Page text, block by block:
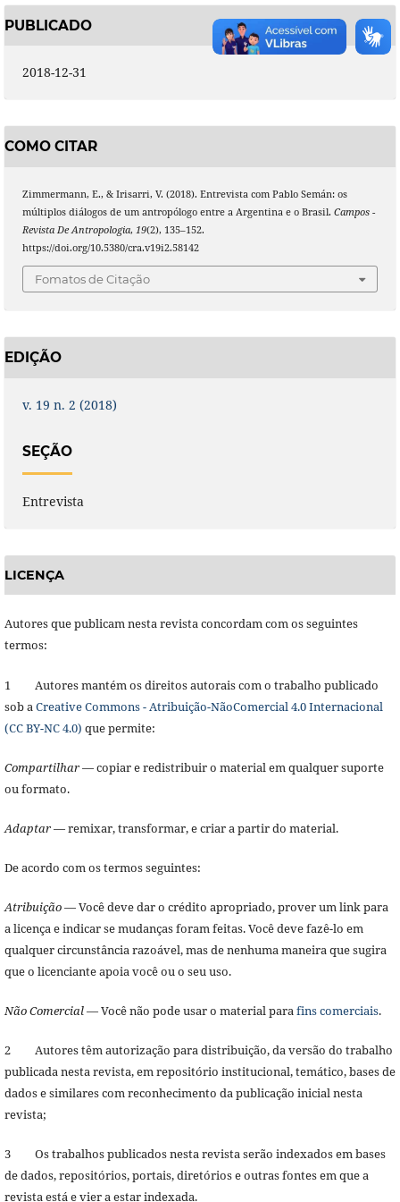
PUBLICADO
2018-12-31
COMO CITAR
Zimmermann, E., & Irisarri, V. (2018). Entrevista com Pablo Semán: os
múltiplos diálogos de um antropólogo entre a Argentina e o Brasil. Campos -
Revista De Antropologia, 19(2), 135–152.
https://doi.org/10.5380/cra.v19i2.58142
Fomatos de Citação
EDIÇÃO
v. 19 n. 2 (2018)
SEÇÃO
Entrevista
LICENÇA
Autores que publicam nesta revista concordam com os seguintes
termos:
1 Autores mantém os direitos autorais com o trabalho publicado
sob a Creative Commons - Atribuição-NãoComercial 4.0 Internacional
(CC BY-NC 4.0) que permite:
Compartilhar— copiar e redistribuir o material em qualquer suporte
ou formato.
Adaptar— remixar, transformar, e criar a partir do material.
De acordo com os termos seguintes:
Atribuição— Você deve dar o crédito apropriado, prover um link para
a licença e indicar se mudanças foram feitas. Você deve fazê-lo em
qualquer circunstância razoável, mas de nenhuma maneira que sugira
que o licenciante apoia você ou o seu uso.
Não Comercial— Você não pode usar o material para fins comerciais.
2 Autores têm autorização para distribuição, da versão do trabalho
publicada nesta revista, em repositório institucional, temático, bases de
dados e similares com reconhecimento da publicação inicial nesta
revista;
3 Os trabalhos publicados nesta revista serão indexados em bases
de dados, repositórios, portais, diretórios e outras fontes em que a
revista está e vier a estar indexada.